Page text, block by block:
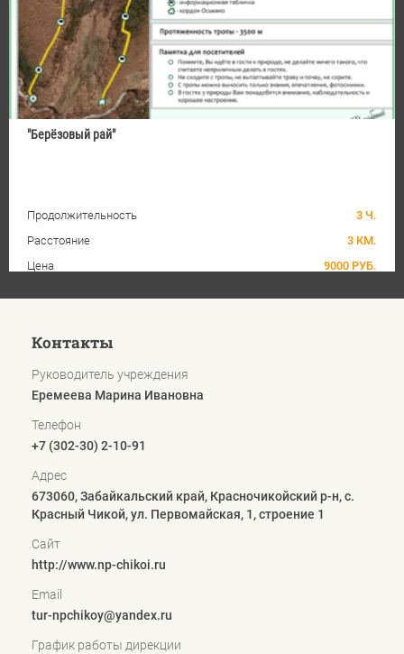
"Берёзовый рай"
Продолжительность
3 Ч.
Расстояние
3 КМ.
Цена
9000 РУБ.
Контакты
Руководитель учреждения
Еремеева Марина Ивановна
Телефон
+7 (302-30) 2-10-91
Адрес
673060, Забайкальский край, Красночикойский р-н, с.
Красный Чикой, ул. Первомайская, 1, строение 1
Сайт
http://www.np-chikoi.ru
Email
tur-npchikoy@yandex.ru
График работы дирекции